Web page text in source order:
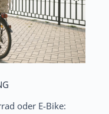
oder E-Bike: